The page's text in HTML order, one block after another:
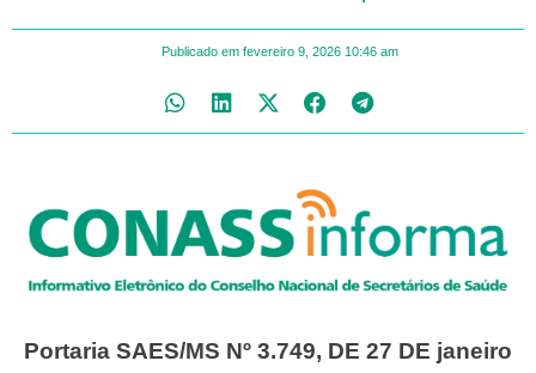
Publicado em fevereiro 9, 2026 10:46 am
Portaria SAES/MS Nº 3.749, DE 27 DE janeiro